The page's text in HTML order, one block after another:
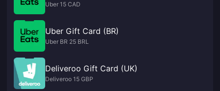
Uber 15 CAD
Uber Gift Card (BR)
Uber BR 25 BRL
Deliveroo Gift Card (UK)
Deliveroo 15 GBP